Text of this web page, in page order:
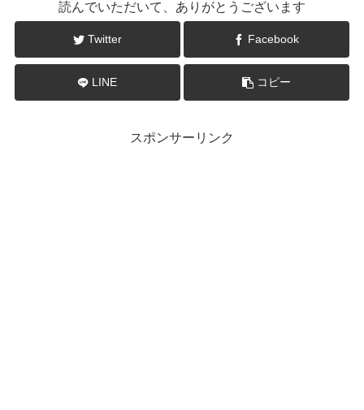
読んでいただいて、ありがとうございます
Twitter Facebook
LINE コピー
スポンサーリンク